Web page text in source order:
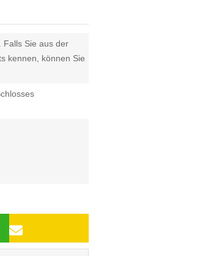
Falls Sie aus der
kennen, können Sie